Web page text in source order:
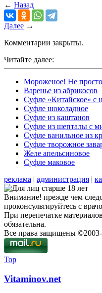
← Назад
Далее →
Комментарии закрыты.
Читайте далее:
Мороженое! Не просто
Варенье из абрикосов
Суфле «Китайское» с
Суфле шоколадное
Суфле из каштанов
Суфле из шепталы с
Суфле ванильное из
Суфле творожное
Желе апельсиновое
Суфле маковое
реклама | администрация |
Внимание! прежде чем
проконсультируйтесь с
При перепечатке
обязательна.
Все права защищены
Top
Vitaminov.net